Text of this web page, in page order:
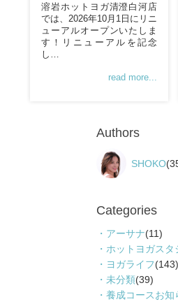
溶岩ホットヨガ清澄白河店
では、2026年10月1日にリニ
ューアルオープンいたしま
す！リニューアルを記念
し…
read more...
Authors
SHOKO
Categories
アーサナ(11)
ホットヨガスタ
ヨガライフ(143)
未分類(39)
養成コースお知